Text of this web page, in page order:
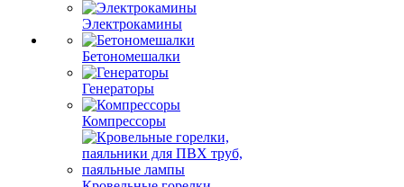
Электрокамины
Бетономешалки
Генераторы
Компрессоры